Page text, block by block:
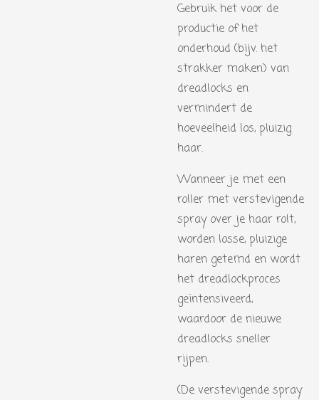
Gebruik het voor de
productie of het
onderhoud (bijv. het
strakker maken) van
dreadlocks en
vermindert de
hoeveelheid los, pluizig
haar.
Wanneer je met een
roller met verstevigende
spray over je haar rolt,
worden losse, pluizige
haren getemd en wordt
het dreadlockproces
geïntensiveerd,
waardoor de nieuwe
dreadlocks sneller
rijpen.
(De verstevigende spray